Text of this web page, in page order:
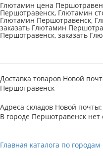
Глютамин цена
Першотравенск, Глютамин
Глютамин Першотравенск,
заказать Глютамин
Першотравенск, заказать
Доставка товаров Новой
Першотравенск
Адреса складов Новой почты:
В городе Першотравенск
Главная каталога по городам